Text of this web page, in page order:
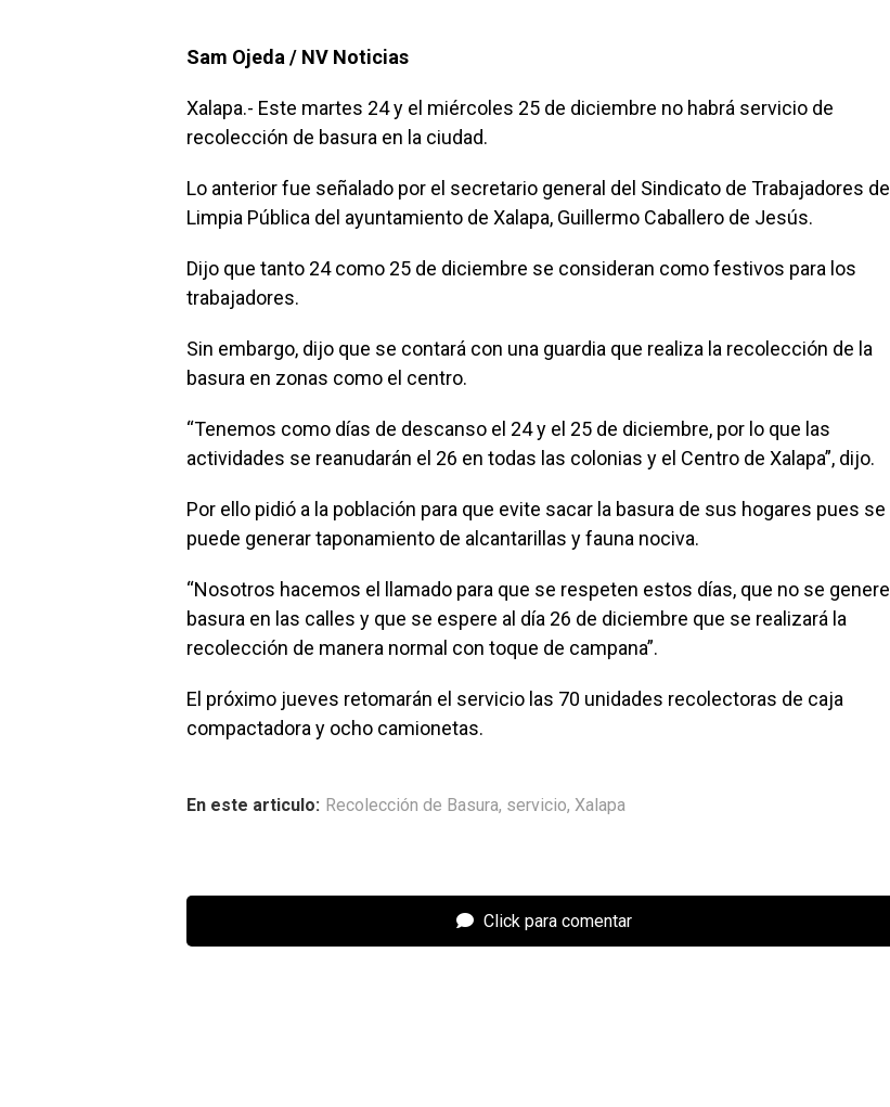
Sam Ojeda / NV Noticias
Xalapa.- Este martes 24 y el miércoles 25 de diciembre no habrá servicio de
recolección de basura en la ciudad.
Lo anterior fue señalado por el secretario general del Sindicato de Trabajadores de
Limpia Pública del ayuntamiento de Xalapa, Guillermo Caballero de Jesús.
Dijo que tanto 24 como 25 de diciembre se consideran como festivos para los
trabajadores.
Sin embargo, dijo que se contará con una guardia que realiza la recolección de la
basura en zonas como el centro.
“Tenemos como días de descanso el 24 y el 25 de diciembre, por lo que las
actividades se reanudarán el 26 en todas las colonias y el Centro de Xalapa”, dijo.
Por ello pidió a la población para que evite sacar la basura de sus hogares pues se
puede generar taponamiento de alcantarillas y fauna nociva.
“Nosotros hacemos el llamado para que se respeten estos días, que no se genere
basura en las calles y que se espere al día 26 de diciembre que se realizará la
recolección de manera normal con toque de campana”.
El próximo jueves retomarán el servicio las 70 unidades recolectoras de caja
compactadora y ocho camionetas.
En este articulo: Recolección de Basura, servicio, Xalapa
Click para comentar